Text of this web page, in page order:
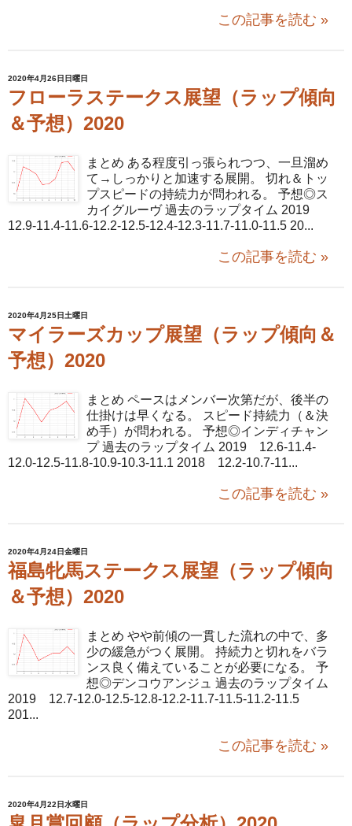
この記事を読む »
2020年4月26日日曜日
フローラステークス展望（ラップ傾向
＆予想）2020
まとめ ある程度引っ張られつつ、一旦溜め
て→しっかりと加速する展開。 切れ＆トッ
プスピードの持続力が問われる。 予想◎ス
カイグルーヴ 過去のラップタイム 2019
12.9-11.4-11.6-12.2-12.5-12.4-12.3-11.7-11.0-11.5 20...
この記事を読む »
2020年4月25日土曜日
マイラーズカップ展望（ラップ傾向＆
予想）2020
まとめ ペースはメンバー次第だが、後半の
仕掛けは早くなる。 スピード持続力（＆決
め手）が問われる。 予想◎インディチャン
プ 過去のラップタイム 2019 12.6-11.4-
12.0-12.5-11.8-10.9-10.3-11.1 2018 12.2-10.7-11...
この記事を読む »
2020年4月24日金曜日
福島牝馬ステークス展望（ラップ傾向
＆予想）2020
まとめ やや前傾の一貫した流れの中で、多
少の緩急がつく展開。 持続力と切れをバラ
ンス良く備えていることが必要になる。 予
想◎デンコウアンジュ 過去のラップタイム
2019 12.7-12.0-12.5-12.8-12.2-11.7-11.5-11.2-11.5
201...
この記事を読む »
2020年4月22日水曜日